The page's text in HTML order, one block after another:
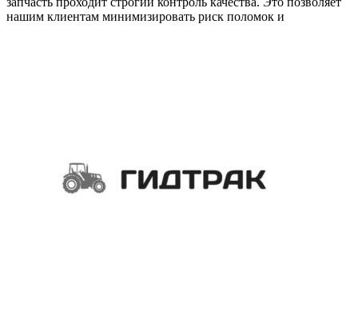
нашим клиентам минимизировать риск поломок и